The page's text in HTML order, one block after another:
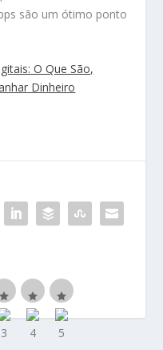
são um ótimo ponto
O Que São,
Dinheiro